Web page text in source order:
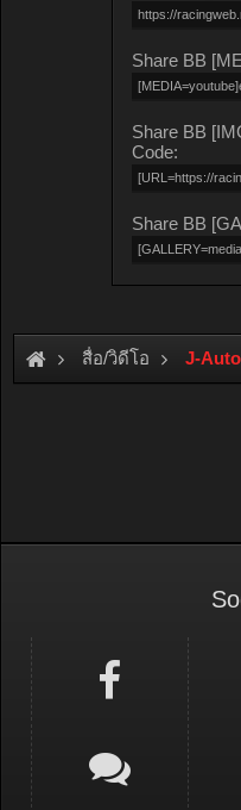
Share BB
Share BB
Code:
Share BB
สื่อ/วิดีโอ J-